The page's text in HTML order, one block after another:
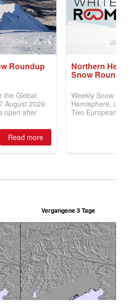
Vergangene 3 Tage